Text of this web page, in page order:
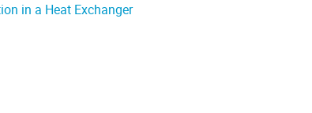
in a Heat Exchanger